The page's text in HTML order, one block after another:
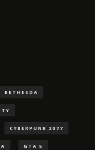
BETHESDA
CYBERPUNK 2077
GTA 5